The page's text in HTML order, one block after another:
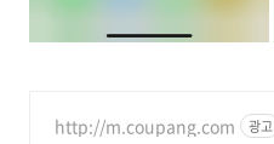
http://m.coupang.com 광고